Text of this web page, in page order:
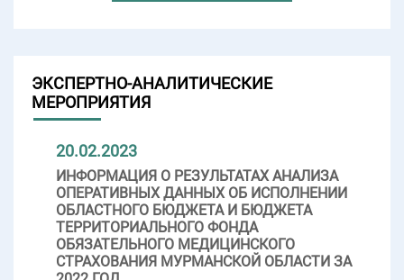
ЭКСПЕРТНО-АНАЛИТИЧЕСКИЕ
МЕРОПРИЯТИЯ
20.02.2023
ИНФОРМАЦИЯ О РЕЗУЛЬТАТАХ АНАЛИЗА
ОПЕРАТИВНЫХ ДАННЫХ ОБ ИСПОЛНЕНИИ
ОБЛАСТНОГО БЮДЖЕТА И БЮДЖЕТА
ТЕРРИТОРИАЛЬНОГО ФОНДА
ОБЯЗАТЕЛЬНОГО МЕДИЦИНСКОГО
СТРАХОВАНИЯ МУРМАНСКОЙ ОБЛАСТИ ЗА